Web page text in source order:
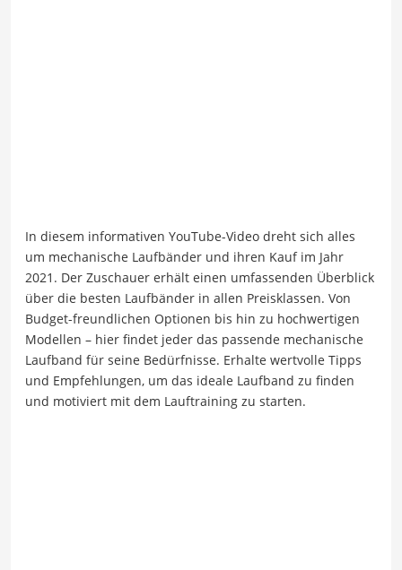
In diesem informativen YouTube-Video dreht sich alles
um mechanische Laufbänder und ihren Kauf im Jahr
2021. Der Zuschauer erhält einen umfassenden Überblick
über die besten Laufbänder in allen Preisklassen. Von
Budget-freundlichen Optionen bis hin zu hochwertigen
Modellen – hier findet jeder das passende mechanische
Laufband für seine Bedürfnisse. Erhalte wertvolle Tipps
und Empfehlungen, um das ideale Laufband zu finden
und motiviert mit dem Lauftraining zu starten.